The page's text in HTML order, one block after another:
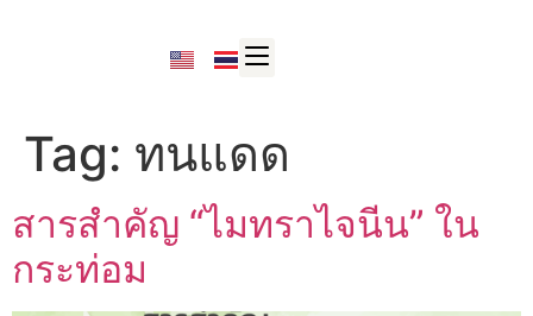
Tag: ทนแดด
สารสำคัญ “ไมทราไจนีน” ใน
กระท่อม